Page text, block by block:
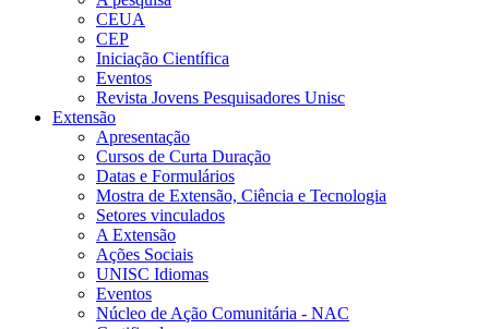
CEUA
CEP
Iniciação Científica
Eventos
Revista Jovens Pesquisadores Unisc
Extensão
Apresentação
Cursos de Curta Duração
Datas e Formulários
Mostra de Extensão, Ciência e Tecnologia
Setores vinculados
A Extensão
Ações Sociais
UNISC Idiomas
Eventos
Núcleo de Ação Comunitária - NAC